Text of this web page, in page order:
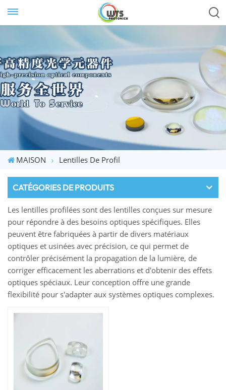
MAISON Lentilles De Profil
CATÉGORIES DE PRODUITS
Les lentilles profilées sont des lentilles conçues sur mesure
pour répondre à des besoins optiques spécifiques. Elles
peuvent être fabriquées à partir de divers matériaux
optiques et usinées avec précision, ce qui permet de
contrôler précisément la propagation de la lumière, de
corriger efficacement les aberrations et d'obtenir des effets
optiques spéciaux. Leur conception offre une grande
flexibilité pour s'adapter aux systèmes optiques complexes.